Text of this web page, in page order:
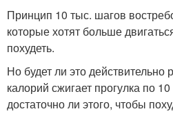
Принцип 10 тыс. шагов
которые хотят больше
похудеть.
Но будет ли это действительно
калорий сжигает прогулка по
достаточно ли этого, чтобы